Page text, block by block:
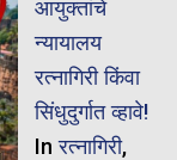
आयुक्तांचे
न्यायालय
रत्नागिरी किंवा
सिंधुदुर्गात व्हावे!
Inरत्नागिरी,